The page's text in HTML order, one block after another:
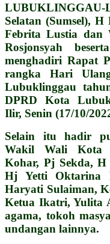
Selatan (Sumsel),
Febrita Lustia dan
Rosjonsyah
menghadiri Rapat
rangka Hari
Lubuklinggau
DPRD Kota
Ilir, Senin (17/10/
Selain itu hadir
Wakil Wali Kota
Kohar, Pj Sekda,
Hj Yetti Oktarina
Haryati Sulaiman,
Ketua Ikatri, Yulita
agama, tokoh
undangan lainnya.